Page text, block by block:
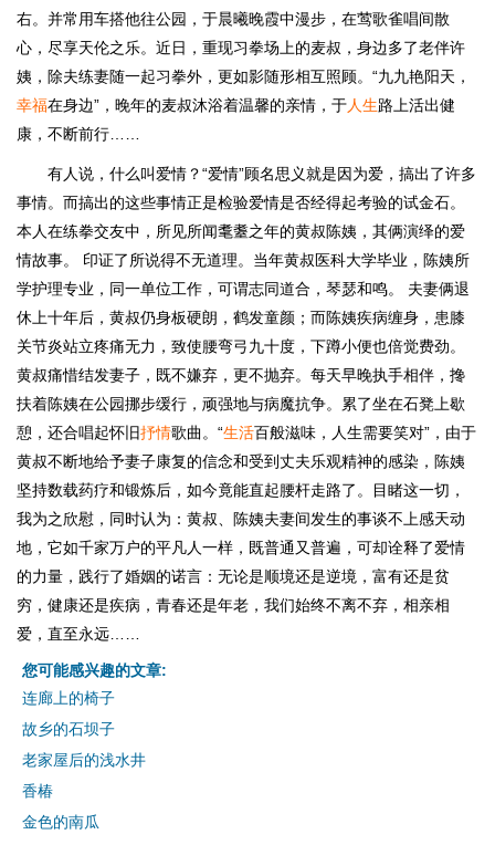
右。并常用车搭他往公园，于晨曦晚霞中漫步，在莺歌雀唱间散
心，尽享天伦之乐。近日，重现习拳场上的麦叔，身边多了老伴许
姨，除夫练妻随一起习拳外，更如影随形相互照顾。“九九艳阳天，
幸福在身边”，晚年的麦叔沐浴着温馨的亲情，于人生路上活出健
康，不断前行……
有人说，什么叫爱情？“爱情”顾名思义就是因为爱，搞出了许多
事情。而搞出的这些事情正是检验爱情是否经得起考验的试金石。
本人在练拳交友中，所见所闻耄耋之年的黄叔陈姨，其俩演绎的爱
情故事。 印证了所说得不无道理。当年黄叔医科大学毕业，陈姨所
学护理专业，同一单位工作，可谓志同道合，琴瑟和鸣。 夫妻俩退
休上十年后，黄叔仍身板硬朗，鹤发童颜；而陈姨疾病缠身，患膝
关节炎站立疼痛无力，致使腰弯弓九十度，下蹲小便也倍觉费劲。
黄叔痛惜结发妻子，既不嫌弃，更不抛弃。每天早晚执手相伴，搀
扶着陈姨在公园挪步缓行，顽强地与病魔抗争。累了坐在石凳上歇
憩，还合唱起怀旧抒情歌曲。“生活百般滋味，人生需要笑对”，由于
黄叔不断地给予妻子康复的信念和受到丈夫乐观精神的感染，陈姨
坚持数载药疗和锻炼后，如今竟能直起腰杆走路了。目睹这一切，
我为之欣慰，同时认为：黄叔、陈姨夫妻间发生的事谈不上感天动
地，它如千家万户的平凡人一样，既普通又普遍，可却诠释了爱情
的力量，践行了婚姻的诺言：无论是顺境还是逆境，富有还是贫
穷，健康还是疾病，青春还是年老，我们始终不离不弃，相亲相
爱，直至永远……
您可能感兴趣的文章:
连廊上的椅子
故乡的石坝子
老家屋后的浅水井
香椿
金色的南瓜